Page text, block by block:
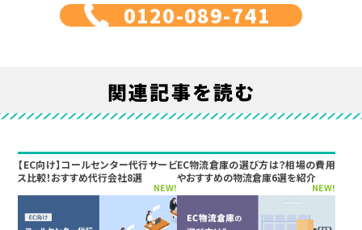
0120-089-741
関連記事を読む
【EC向け】コールセンター代行サービ
ス比較！おすすめ代行会社8選
NEW!
EC物流倉庫の選び方は？相場の費用
やおすすめの物流倉庫6選を紹介
NEW!